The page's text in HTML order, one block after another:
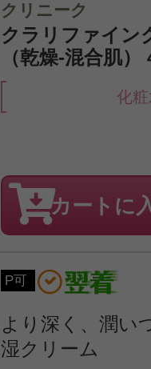
クリニーク
クラリファイン
（乾燥-混合肌）
化
カートに
P可
より深く、潤い
湿クリーム